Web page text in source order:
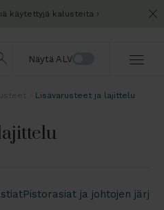
käytettyjä kalusteita
Näytä ALV
Lisävarusteet ja lajittelu
Pistorasiat ja johtojen